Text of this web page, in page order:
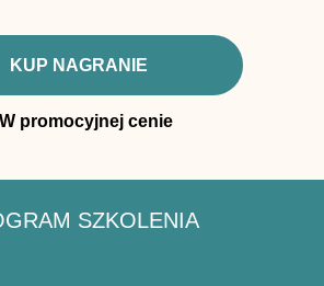
KUP NAGRANIE
W promocyjnej cenie
SZKOLENIA